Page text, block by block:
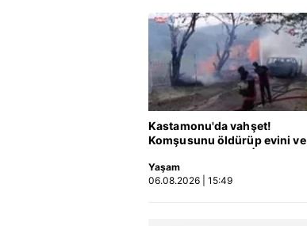
Kastamonu'da vahşet!
Komşusunu öldürüp evini ve
Yaşam
06.08.2026 | 15:49